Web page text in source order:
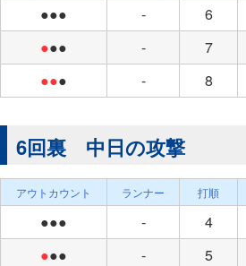
●●● - 6
●●● - 7
●●● - 8
6回裏 中日の攻撃
アウトカウント ランナー 打順
●●● - 4
●●● - 5